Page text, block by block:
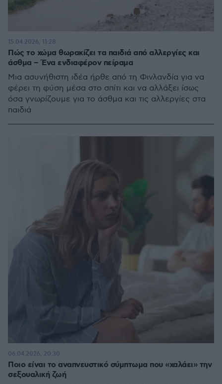
Πώς το χώμα θωρακίζει τα παιδιά από αλλεργίες και
άσθμα – Ένα ενδιαφέρον πείραμα
Μια ασυνήθιστη ιδέα ήρθε από τη Φινλανδία για να
φέρει τη φύση μέσα στο σπίτι και να αλλάξει ίσως
όσα γνωρίζουμε για το άσθμα και τις αλλεργίες στα
παιδιά
15.04.2026, 11:28
Ποιο είναι το αναπνευστικό σύμπτωμα που «χαλάει» την
σεξουαλική ζωή
06.04.2026, 20:30